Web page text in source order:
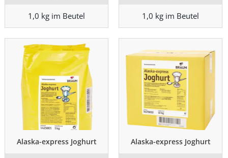
1,0 kg im Beutel 1,0 kg im Beutel
Alaska-express Joghurt Alaska-express Joghurt